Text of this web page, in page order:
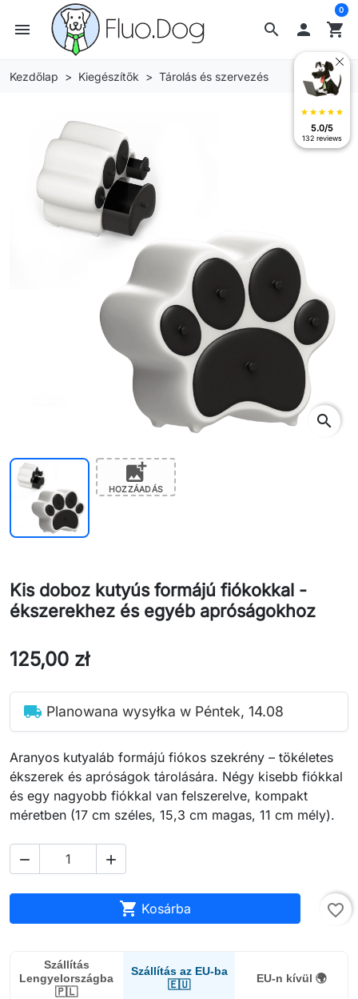
search
menu  shopping_cart
0
Kezdőlap Kiegészítők Tárolás és szervezés
search
add_photo_alternate
HOZZÁADÁS
Kis doboz kutyús formájú fiókokkal -
ékszerekhez és egyéb apróságokhoz
125,00 zł
local_shipping Planowana wysyłka w Péntek, 14.08
Aranyos kutyaláb formájú fiókos szekrény – tökéletes
ékszerek és apróságok tárolására. Négy kisebb fiókkal
és egy nagyobb fiókkal van felszerelve, kompakt
méretben (17 cm széles, 15,3 cm magas, 11 cm mély).
 
 Kosárba favorite_border
Szállítás
Lengyelországba
🇵🇱
Szállítás az EU-ba
🇪🇺
EU-n kívül 🌍
star star star star star
5.0/5
132 reviews